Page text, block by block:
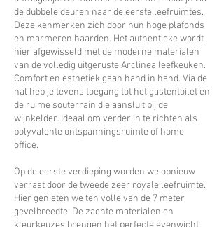
de dubbele deuren naar de eerste leefruimtes.
Deze kenmerken zich door hun hoge plafonds
en marmeren haarden. Het authentieke wordt
hier afgewisseld met de moderne materialen
van de volledig uitgeruste Arclinea leefkeuken.
Comfort en esthetiek gaan hand in hand. Via de
hal heb je tevens toegang tot het gastentoilet en
de ruime souterrain die aansluit bij de
wijnkelder. Ideaal om verder in te richten als
polyvalente ontspanningsruimte of home
office.
Op de eerste verdieping worden we opnieuw
verrast door de tweede zeer royale leefruimte.
Hier genieten we ten volle van de 7 meter
gevelbreedte. De zachte materialen en